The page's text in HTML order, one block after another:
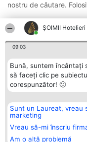
ȘOIMII Hotelieri
09:03
Bună, suntem încântați
să faceți clic pe
corespunzător! 🙂
Sunt un Laureat, vreau
marketing
Vreau să-mi înscriu
Am o altă problemă
nostru de căutare.
Organizator Ranking
BRIGHT SOLUTIONS BR SRL
Aleea Timisul De Sus 2 Bl. A30
Sc. A Et. 4 Ap. 13 Cod 061952
București